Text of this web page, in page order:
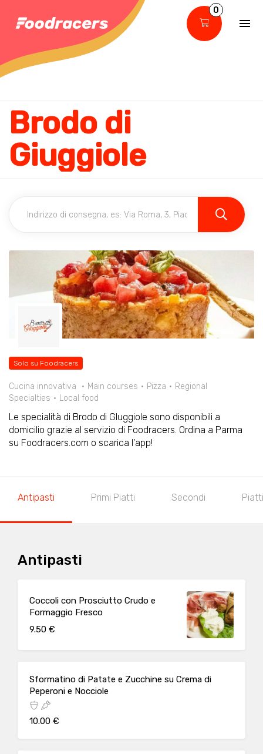
0
Brodo di
Giuggiole
Solo su Foodracers
Cucina innovativa Main courses Pizza
Regional
Specialties
Local food
Le specialità di Brodo di GIuggiole sono disponibili a
domicilio grazie al servizio di Foodracers. Ordina a Parma
su Foodracers.com o scarica l'app!
Antipasti Primi Piatti Secondi
Antipasti
Coccoli con Prosciutto Crudo e
Formaggio Fresco
9.50 €
Sformatino di Patate e Zucchine su Crema di
Peperoni e Nocciole
10.00 €